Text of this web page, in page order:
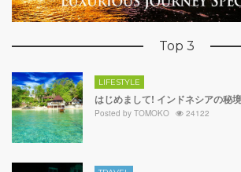
Top 3
LIFESTYLE
はじめまして! インドネシアの秘
Posted by TOMOKO 24122